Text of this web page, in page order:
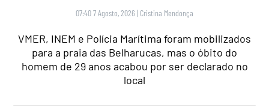
07:40 7 Agosto, 2026 | Cristina Mendonça
VMER, INEM e Polícia Marítima foram mobilizados
para a praia das Belharucas, mas o óbito do
homem de 29 anos acabou por ser declarado no
local